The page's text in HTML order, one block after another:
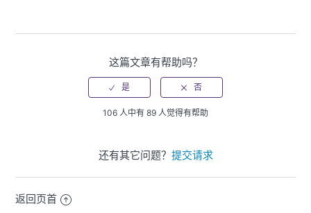
这篇文章有帮助吗？
106 人中有 89 人觉得有帮助
还有其它问题？ 提交请求
返回页首